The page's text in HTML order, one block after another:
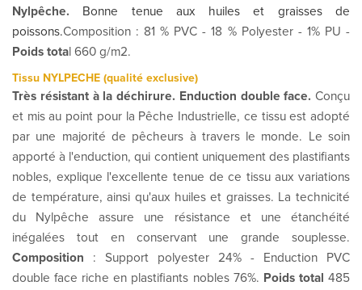
Nylpêche.
Bonne tenue aux huiles et graisses de
poissons.Composition : 81 % PVC - 18 % Polyester - 1% PU -
Poids total 660 g/m2.
Tissu NYLPECHE (qualité exclusive)
Très résistant à la déchirure. Enduction double face. Conçu
et mis au point pour la Pêche Industrielle, ce tissu est adopté
par une majorité de pêcheurs à travers le monde. Le soin
apporté à l'enduction, qui contient uniquement des plastifiants
nobles, explique l'excellente tenue de ce tissu aux variations
de température, ainsi qu'aux huiles et graisses. La technicité
du Nylpêche assure une résistance et une étanchéité
inégalées tout en conservant une grande souplesse.
Composition : Support polyester 24% - Enduction PVC
double face riche en plastifiants nobles 76%. Poids total 485